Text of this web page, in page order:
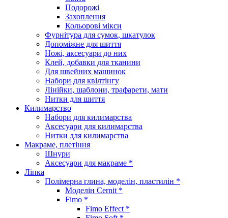
Подорожі
Захоплення
Кольорові мікси
Фурнітура для сумок, шкатулок
Допоміжне для шиття
Ножі, аксесуари до них
Клей, добавки для тканини
Для швейних машинок
Набори для квілтінгу
Лінійки, шаблони, трафарети, мати
Нитки для шиття
Килимарство
Набори для килимарства
Аксесуари для килимарства
Нитки для килимарства
Макраме, плетіння
Шнури
Аксесуари для макраме *
Ліпка
Полімерна глина, моделін, пластилін *
Моделін Cernit *
Fimo *
Fimo Effect *